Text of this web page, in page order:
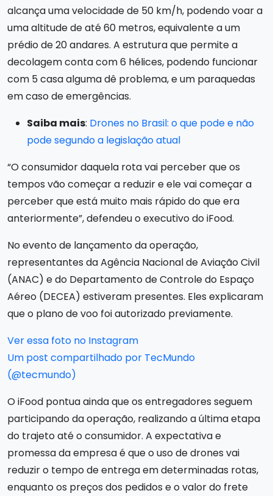
alcança uma velocidade de 50 km/h, podendo voar a
uma altitude de até 60 metros, equivalente a um
prédio de 20 andares. A estrutura que permite a
decolagem conta com 6 hélices, podendo funcionar
com 5 casa alguma dê problema, e um paraquedas
em caso de emergências.
Saiba mais: Drones no Brasil: o que pode e não
pode segundo a legislação atual
“O consumidor daquela rota vai perceber que os
tempos vão começar a reduzir e ele vai começar a
perceber que está muito mais rápido do que era
anteriormente”, defendeu o executivo do iFood.
No evento de lançamento da operação,
representantes da Agência Nacional de Aviação Civil
(ANAC) e do Departamento de Controle do Espaço
Aéreo (DECEA) estiveram presentes. Eles explicaram
que o plano de voo foi autorizado previamente.
Ver essa foto no Instagram
Um post compartilhado por TecMundo
(@tecmundo)
O iFood pontua ainda que os entregadores seguem
participando da operação, realizando a última etapa
do trajeto até o consumidor. A expectativa e
promessa da empresa é que o uso de drones vai
reduzir o tempo de entrega em determinadas rotas,
enquanto os preços dos pedidos e o valor do frete